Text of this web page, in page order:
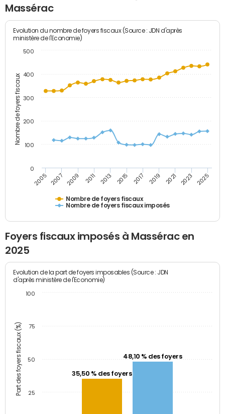
Massérac
Nombre de foyers fiscaux
Evolution du nombre de foyers fiscaux (Source : JDN d'après
ministère de l'Economie)
Nombre de foyers fiscaux
Nombre de foyers fiscaux imposés
2005 2007 2009 2011 2013 2015 2017 2019 2021 2023 2025
0
100
200
300
400
500
Foyers fiscaux imposés à Massérac en
2025
Part des foyers fiscaux (%)
Evolution de la part de foyers imposables (Source : JDN
d'après ministère de l'Economie)
35,50 % des foyers
48,10 % des foyers
25
50
75
100